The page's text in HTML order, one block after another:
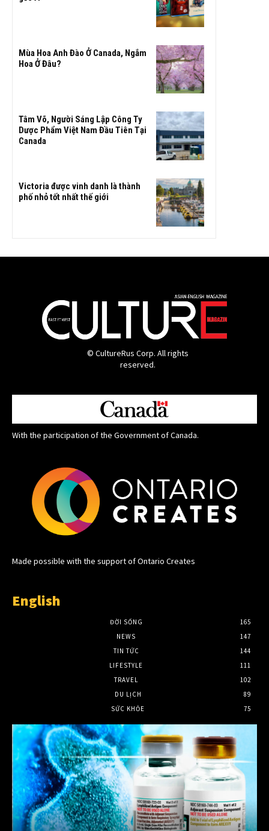
Mùa Hoa Anh Đào Ở Canada, Ngắm
Hoa Ở Đâu?
Tâm Võ, Người Sáng Lập Công Ty
Dược Phẩm Việt Nam Đầu Tiên Tại
Canada
Victoria được vinh danh là thành
phố nhỏ tốt nhất thế giới
© CultureRus Corp. All rights
reserved.
With the participation of the Government of Canada.
Made possible with the support of Ontario Creates
English
ĐỜI SỐNG
165
NEWS
147
TIN TỨC
144
LIFESTYLE
111
TRAVEL
102
DU LỊCH
89
SỨC KHỎE
75